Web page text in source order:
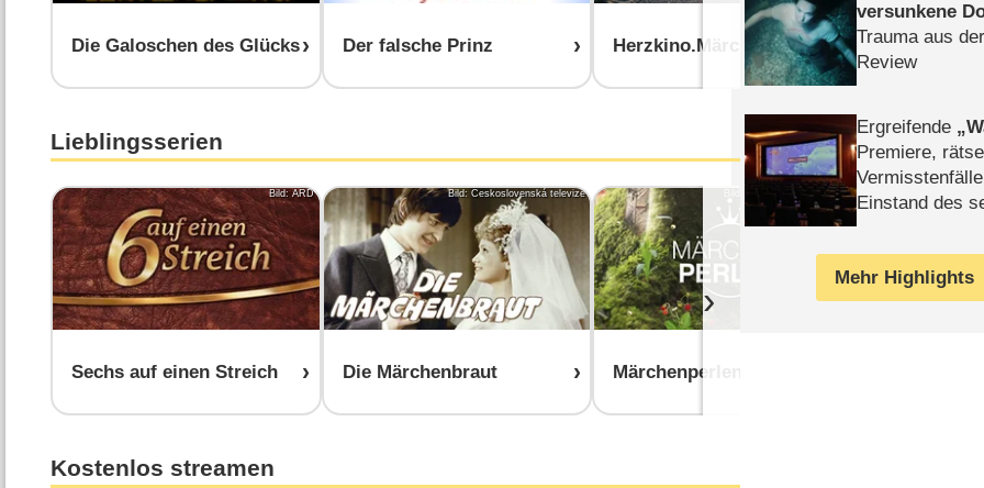
Die Galoschen des Glücks Der falsche Prinz Herzkino.Märchen
Drei
Lieblingsserien
Bild: ARD
Sechs auf einen Streich
Bild: Československá televize
Die Märchenbraut
Bild: ZDF/Agentur Alpenblick
Märchenperlen
›
Kostenlos streamen
versunkene
Trauma aus
Review
Ergreifende
Premiere,
Einstand des
Duos
Mehr Highlights